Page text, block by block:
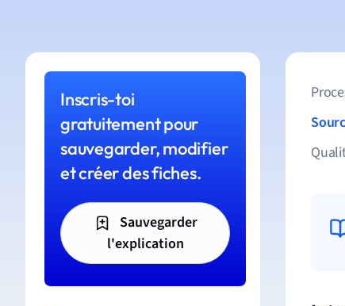
Inscris-toi
gratuitement pour
sauvegarder, modifier
et créer des fiches.
Sauvegarder
l'explication